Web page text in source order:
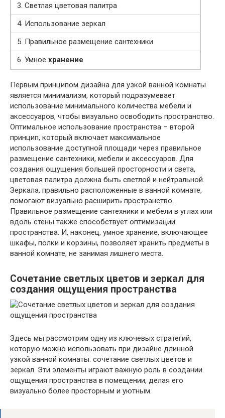
3. Светлая цветовая палитра
4. Использование зеркал
5. Правильное размещение сантехники
6. Умное хранение
Первым принципом дизайна для узкой ванной комнаты
является минимализм, который подразумевает
использование минимального количества мебели и
аксессуаров, чтобы визуально освободить пространство.
Оптимальное использование пространства – второй
принцип, который включает максимальное
использование доступной площади через правильное
размещение сантехники, мебели и аксессуаров. Для
создания ощущения большей просторности и света,
цветовая палитра должна быть светлой и нейтральной.
Зеркала, правильно расположенные в ванной комнате,
помогают визуально расширить пространство.
Правильное размещение сантехники и мебели в углах или
вдоль стены также способствует оптимизации
пространства. И, наконец, умное хранение, включающее
шкафы, полки и корзины, позволяет хранить предметы в
ванной комнате, не занимая лишнего места.
Сочетание светлых цветов и зеркал для
создания ощущения пространства
Здесь мы рассмотрим одну из ключевых стратегий,
которую можно использовать при дизайне длинной
узкой ванной комнаты: сочетание светлых цветов и
зеркал. Эти элементы играют важную роль в создании
ощущения пространства в помещении, делая его
визуально более просторным и уютным.